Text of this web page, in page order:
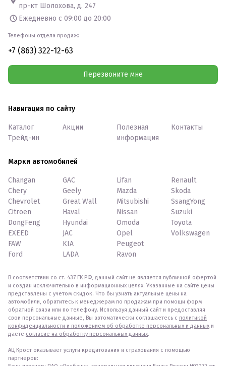
пр-кт Шолохова, д. 247
Ежедневно с 09:00 до 20:00
Телефоны отдела продаж:
+7 (863) 322-12-63
Перезвоните мне
Навигация по сайту
Каталог
Трейд-ин
Акции
Полезная
информация
Контакты
Марки автомобилей
Changan
Chery
Chevrolet
Citroen
DongFeng
EXEED
FAW
Ford
GAC
Geely
Great Wall
Haval
Hyundai
JAC
KIA
LADA
Lifan
Mazda
Mitsubishi
Nissan
Omoda
Opel
Peugeot
Ravon
Renault
Skoda
SsangYong
Suzuki
Toyota
Volkswagen
В соответствии со ст. 437 ГК РФ, данный сайт не является публичной офертой
и создан исключительно в информационных целях. Указанные на сайте цены
представлены с учетом скидок. Что бы узнать актуальные цены на
автомобили, обратитесь к менеджерам по продажам при помощи форм
обратной связи или по телефону. Используя данный сайт и предоставляя
свои персональные данные, Вы автоматически соглашаетесь с политикой
конфиденциальности и положением об обработке персональных и данных и
даете согласие на обработку персональных данных.
АЦ Крост оказывает услуги кредитования и страхования с помощью
партнеров: